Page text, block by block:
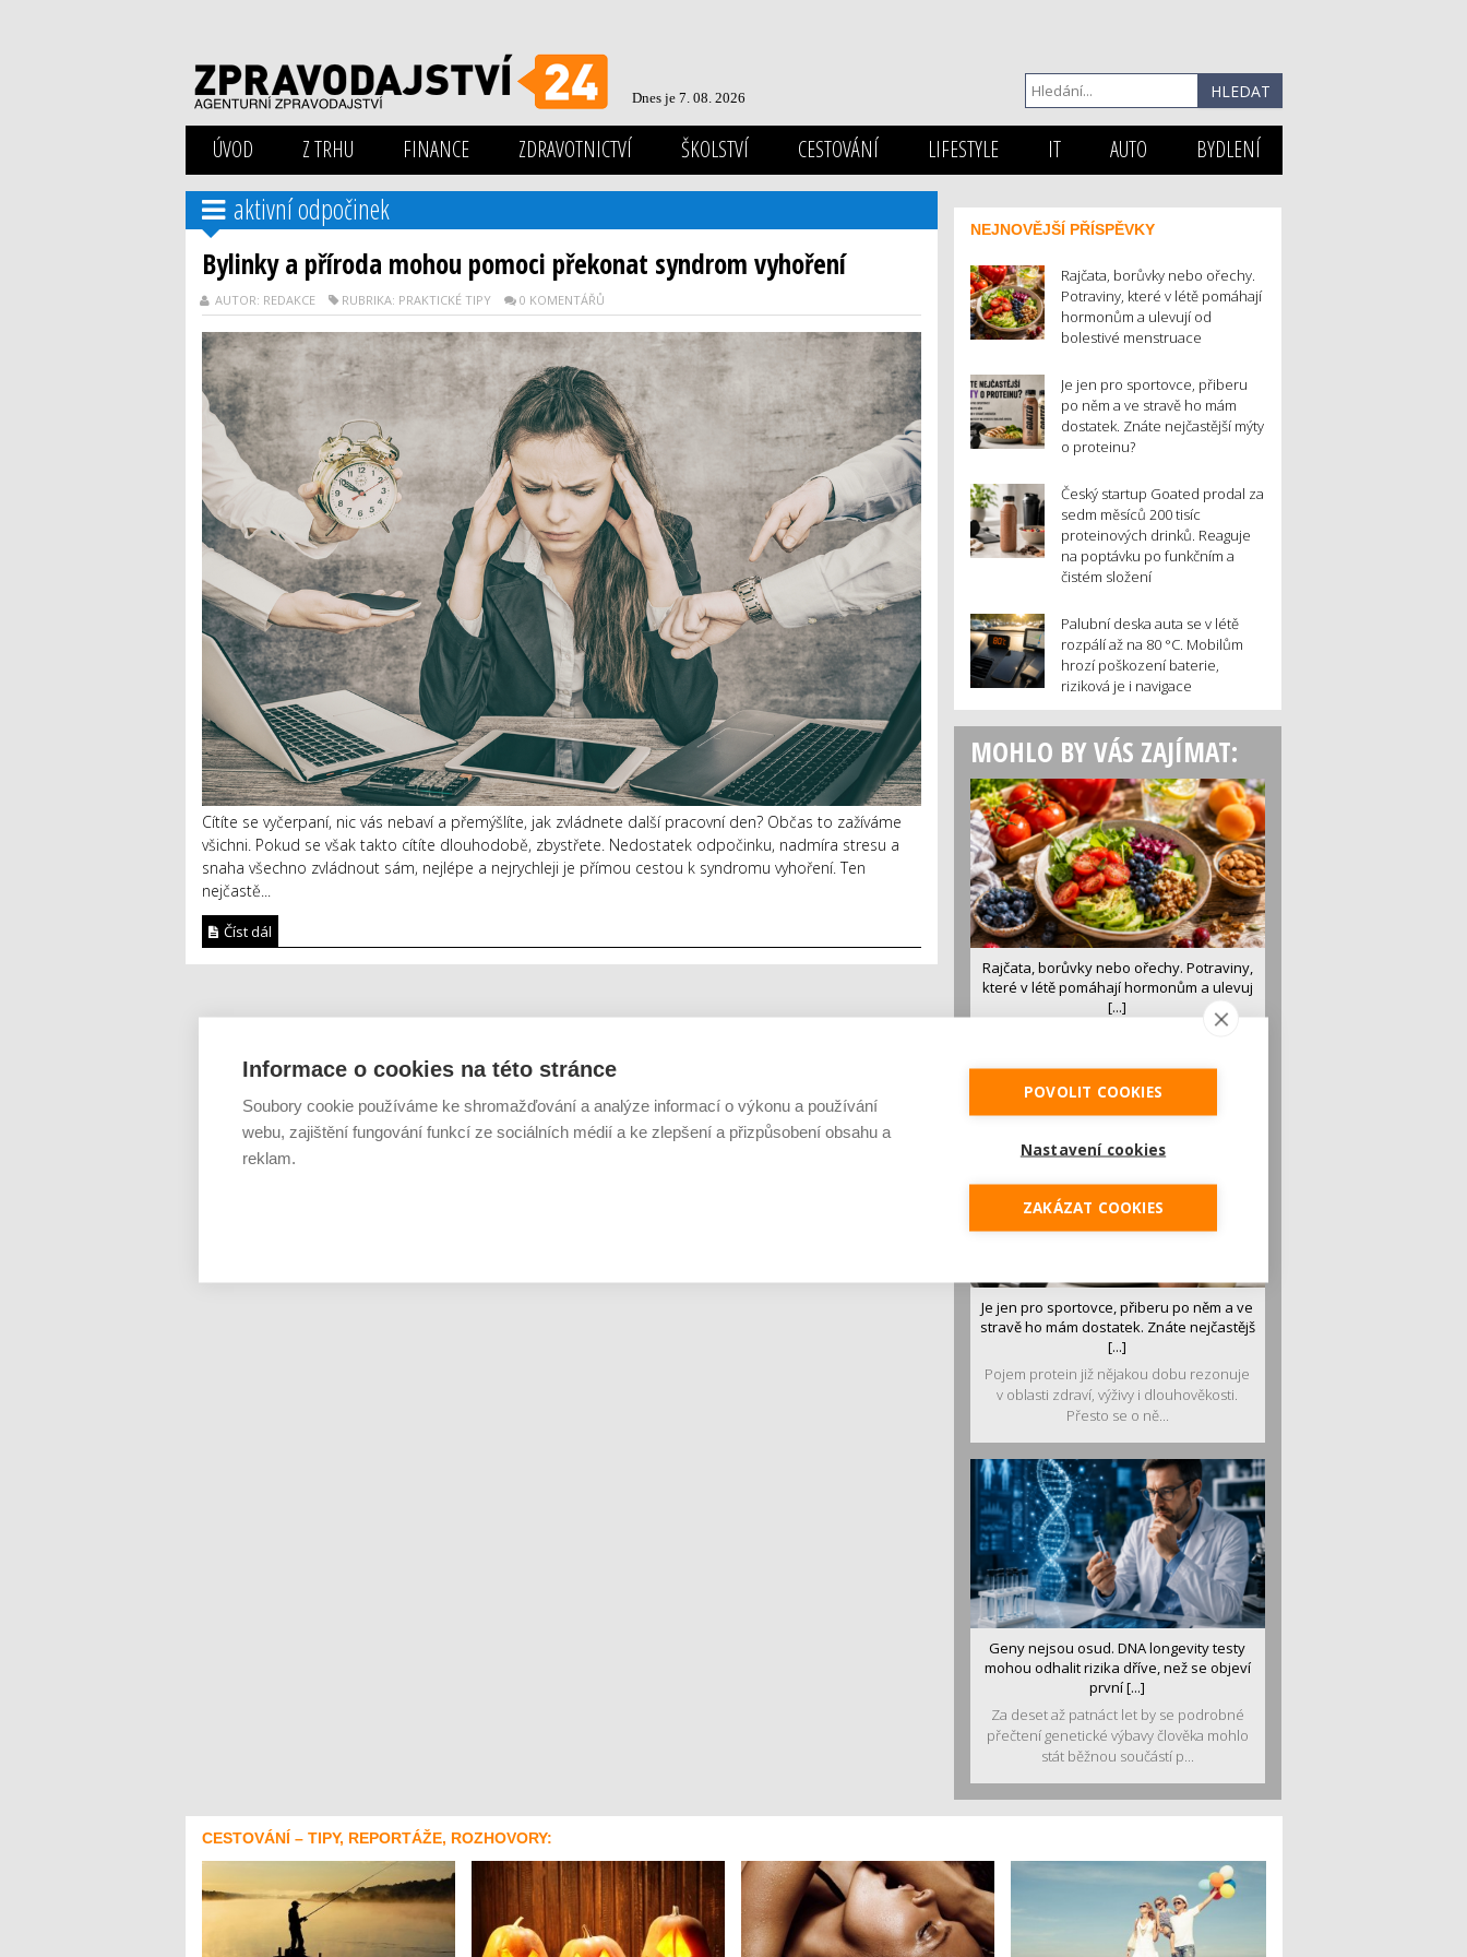
Dnes je 7. 08. 2026
ÚVOD Z TRHU FINANCE ZDRAVOTNICTVÍ ŠKOLSTVÍ CESTOVÁNÍ LIFESTYLE IT AUTO BYDLENÍ
aktivní odpočinek
Bylinky a příroda mohou pomoci překonat syndrom vyhoření
AUTOR: REDAKCE RUBRIKA: PRAKTICKÉ TIPY 0 KOMENTÁŘŮ
Cítíte se vyčerpaní, nic vás nebaví a přemýšlíte, jak zvládnete další pracovní den? Občas to zažíváme
všichni. Pokud se však takto cítíte dlouhodobě, zbystřete. Nedostatek odpočinku, nadmíra stresu a
snaha všechno zvládnout sám, nejlépe a nejrychleji je přímou cestou k syndromu vyhoření. Ten
nejčastě...
Číst dál
NEJNOVĚJŠÍ PŘÍSPĚVKY
Rajčata, borůvky nebo ořechy.
Potraviny, které v létě pomáhají
hormonům a ulevují od
bolestivé menstruace
Je jen pro sportovce, přiberu
po něm a ve stravě ho mám
dostatek. Znáte nejčastější mýty
o proteinu?
Český startup Goated prodal za
sedm měsíců 200 tisíc
proteinových drinků. Reaguje
na poptávku po funkčním a
čistém složení
Palubní deska auta se v létě
rozpálí až na 80 °C. Mobilům
hrozí poškození baterie,
riziková je i navigace
MOHLO BY VÁS ZAJÍMAT:
Rajčata, borůvky nebo ořechy. Potraviny,
které v létě pomáhají hormonům a ulevuj
[...]
luštěniny jsou práv...
Je jen pro sportovce, přiberu po něm a ve
stravě ho mám dostatek. Znáte nejčastějš
[...]
Pojem protein již nějakou dobu rezonuje
v oblasti zdraví, výživy i dlouhověkosti.
Přesto se o ně...
Geny nejsou osud. DNA longevity testy
mohou odhalit rizika dříve, než se objeví
první [...]
Za deset až patnáct let by se podrobné
přečtení genetické výbavy člověka mohlo
stát běžnou součástí p...
CESTOVÁNÍ – TIPY, REPORTÁŽE, ROZHOVORY:
Informace o cookies na této stránce
Soubory cookie používáme ke shromažďování a analýze informací o výkonu a používání
webu, zajištění fungování funkcí ze sociálních médií a ke zlepšení a přizpůsobení obsahu a
reklam.
POVOLIT COOKIES
Nastavení cookies
ZAKÁZAT COOKIES